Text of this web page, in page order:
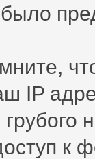
было
IP
к